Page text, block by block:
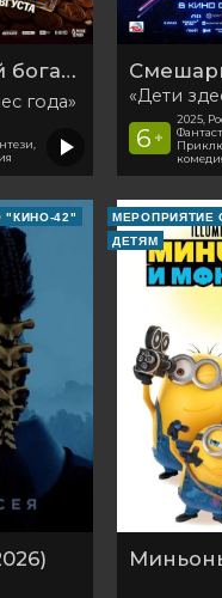
Последний богатырь. Колобок
года»
6 +
2025,
42"
МЕРОПРИЯТИЕ
ДЕТЯМ